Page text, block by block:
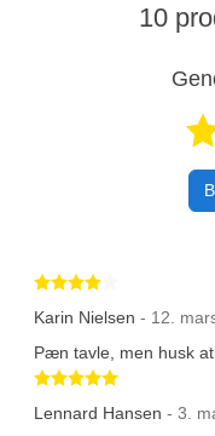
10
Karin Nielsen - 12.
Pæn tavle, men husk
Betygsatt 5
Lennard Hansen - 3.